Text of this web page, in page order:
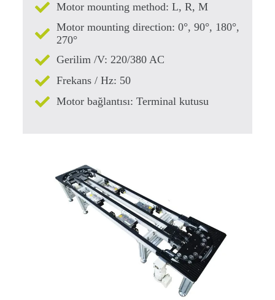
Motor mounting method: L, R, M
Motor mounting direction: 0°, 90°, 180°,
270°
Gerilim /V: 220/380 AC
Frekans / Hz: 50
Motor bağlantısı: Terminal kutusu